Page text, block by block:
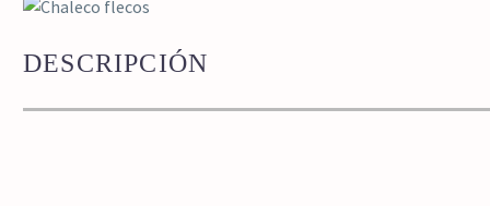
DESCRIPCIÓN